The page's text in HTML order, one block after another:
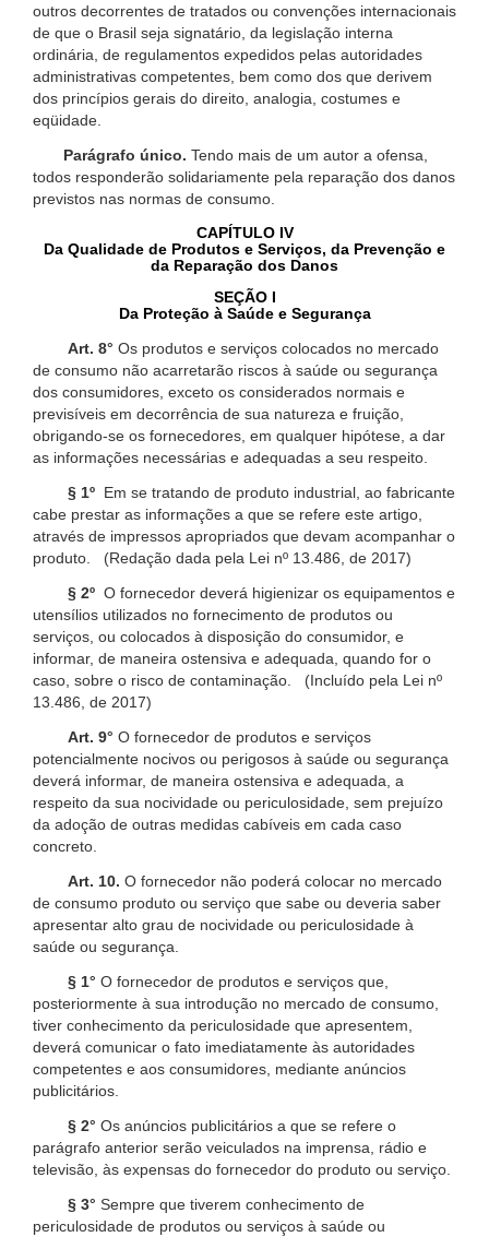
outros decorrentes de tratados ou convenções internacionais
de que o Brasil seja signatário, da legislação interna
ordinária, de regulamentos expedidos pelas autoridades
administrativas competentes, bem como dos que derivem
dos princípios gerais do direito, analogia, costumes e
eqüidade.
Parágrafo único. Tendo mais de um autor a ofensa,
todos responderão solidariamente pela reparação dos danos
previstos nas normas de consumo.
CAPÍTULO IV
Da Qualidade de Produtos e Serviços, da Prevenção e
da Reparação dos Danos
SEÇÃO I
Da Proteção à Saúde e Segurança
Art. 8° Os produtos e serviços colocados no mercado
de consumo não acarretarão riscos à saúde ou segurança
dos consumidores, exceto os considerados normais e
previsíveis em decorrência de sua natureza e fruição,
obrigando-se os fornecedores, em qualquer hipótese, a dar
as informações necessárias e adequadas a seu respeito.
§ 1º Em se tratando de produto industrial, ao fabricante
cabe prestar as informações a que se refere este artigo,
através de impressos apropriados que devam acompanhar o
produto. (Redação dada pela Lei nº 13.486, de 2017)
§ 2º O fornecedor deverá higienizar os equipamentos e
utensílios utilizados no fornecimento de produtos ou
serviços, ou colocados à disposição do consumidor, e
informar, de maneira ostensiva e adequada, quando for o
caso, sobre o risco de contaminação. (Incluído pela Lei nº
13.486, de 2017)
Art. 9° O fornecedor de produtos e serviços
potencialmente nocivos ou perigosos à saúde ou segurança
deverá informar, de maneira ostensiva e adequada, a
respeito da sua nocividade ou periculosidade, sem prejuízo
da adoção de outras medidas cabíveis em cada caso
concreto.
Art. 10. O fornecedor não poderá colocar no mercado
de consumo produto ou serviço que sabe ou deveria saber
apresentar alto grau de nocividade ou periculosidade à
saúde ou segurança.
§ 1° O fornecedor de produtos e serviços que,
posteriormente à sua introdução no mercado de consumo,
tiver conhecimento da periculosidade que apresentem,
deverá comunicar o fato imediatamente às autoridades
competentes e aos consumidores, mediante anúncios
publicitários.
§ 2° Os anúncios publicitários a que se refere o
parágrafo anterior serão veiculados na imprensa, rádio e
televisão, às expensas do fornecedor do produto ou serviço.
§ 3° Sempre que tiverem conhecimento de
periculosidade de produtos ou serviços à saúde ou